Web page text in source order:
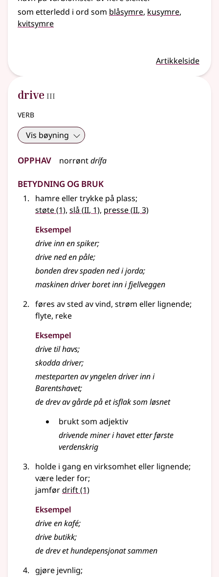
som etterledd i ord som blåsymre kusymre
kvitsymre
Artikkelside
drive 3
III
verb
Vis bøyning
Opphav norrøntdrífa
Betydning og bruk
hamre eller trykke på plass;
støte(1), slå (2
II, 1), presse(2
II, 3)
Eksempel
driveinn en spiker;
drivened en påle;
bonden drev spaden ned i jorda;
maskinen driver boret inn i fjellveggen
føres av sted av vind, strøm eller lignende;
flyte, reke
Eksempel
drivetil havs;
skoddadriver;
mesteparten av yngelen driver inn i
Barentshavet;
de drev av gårde på et isflak som løsnet
brukt som adjektiv
drivende miner i havet etter første
verdenskrig
holde i gang en virksomhet eller lignende;
være leder for;
jamførdrift(1)
Eksempel
drive en kafé;
drive butikk;
de drev et hundepensjonat sammen
gjøre jevnlig;